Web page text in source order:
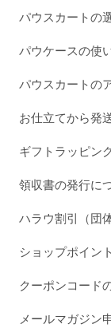
パウスカートの
パウケースの使
パウスカートの
お仕立てから発
ギフトラッピン
領収書の発行に
ハラウ割引（団
ショップポイン
クーポンコード
メールマガジン